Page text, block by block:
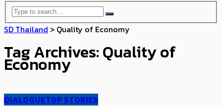
SD Thailand > ​​Quality of Economy
Tag Archives: ​​Quality of
Economy
DIALOGUETOP STORIES